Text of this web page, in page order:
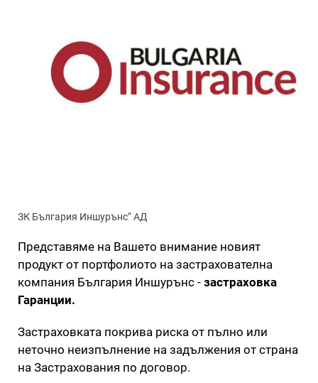
ЗК България Иншурънс“ АД
Представяме на Вашето внимание новият
продукт от портфолиото на застрахователна
компания България Иншурънс - застраховка
Гаранции.
Застраховката покрива риска от пълно или
неточно неизпълнение на задължения от страна
на Застрахования по договор.